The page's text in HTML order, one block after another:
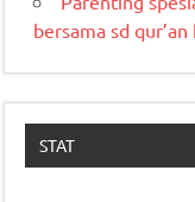
bersama sd
STAT